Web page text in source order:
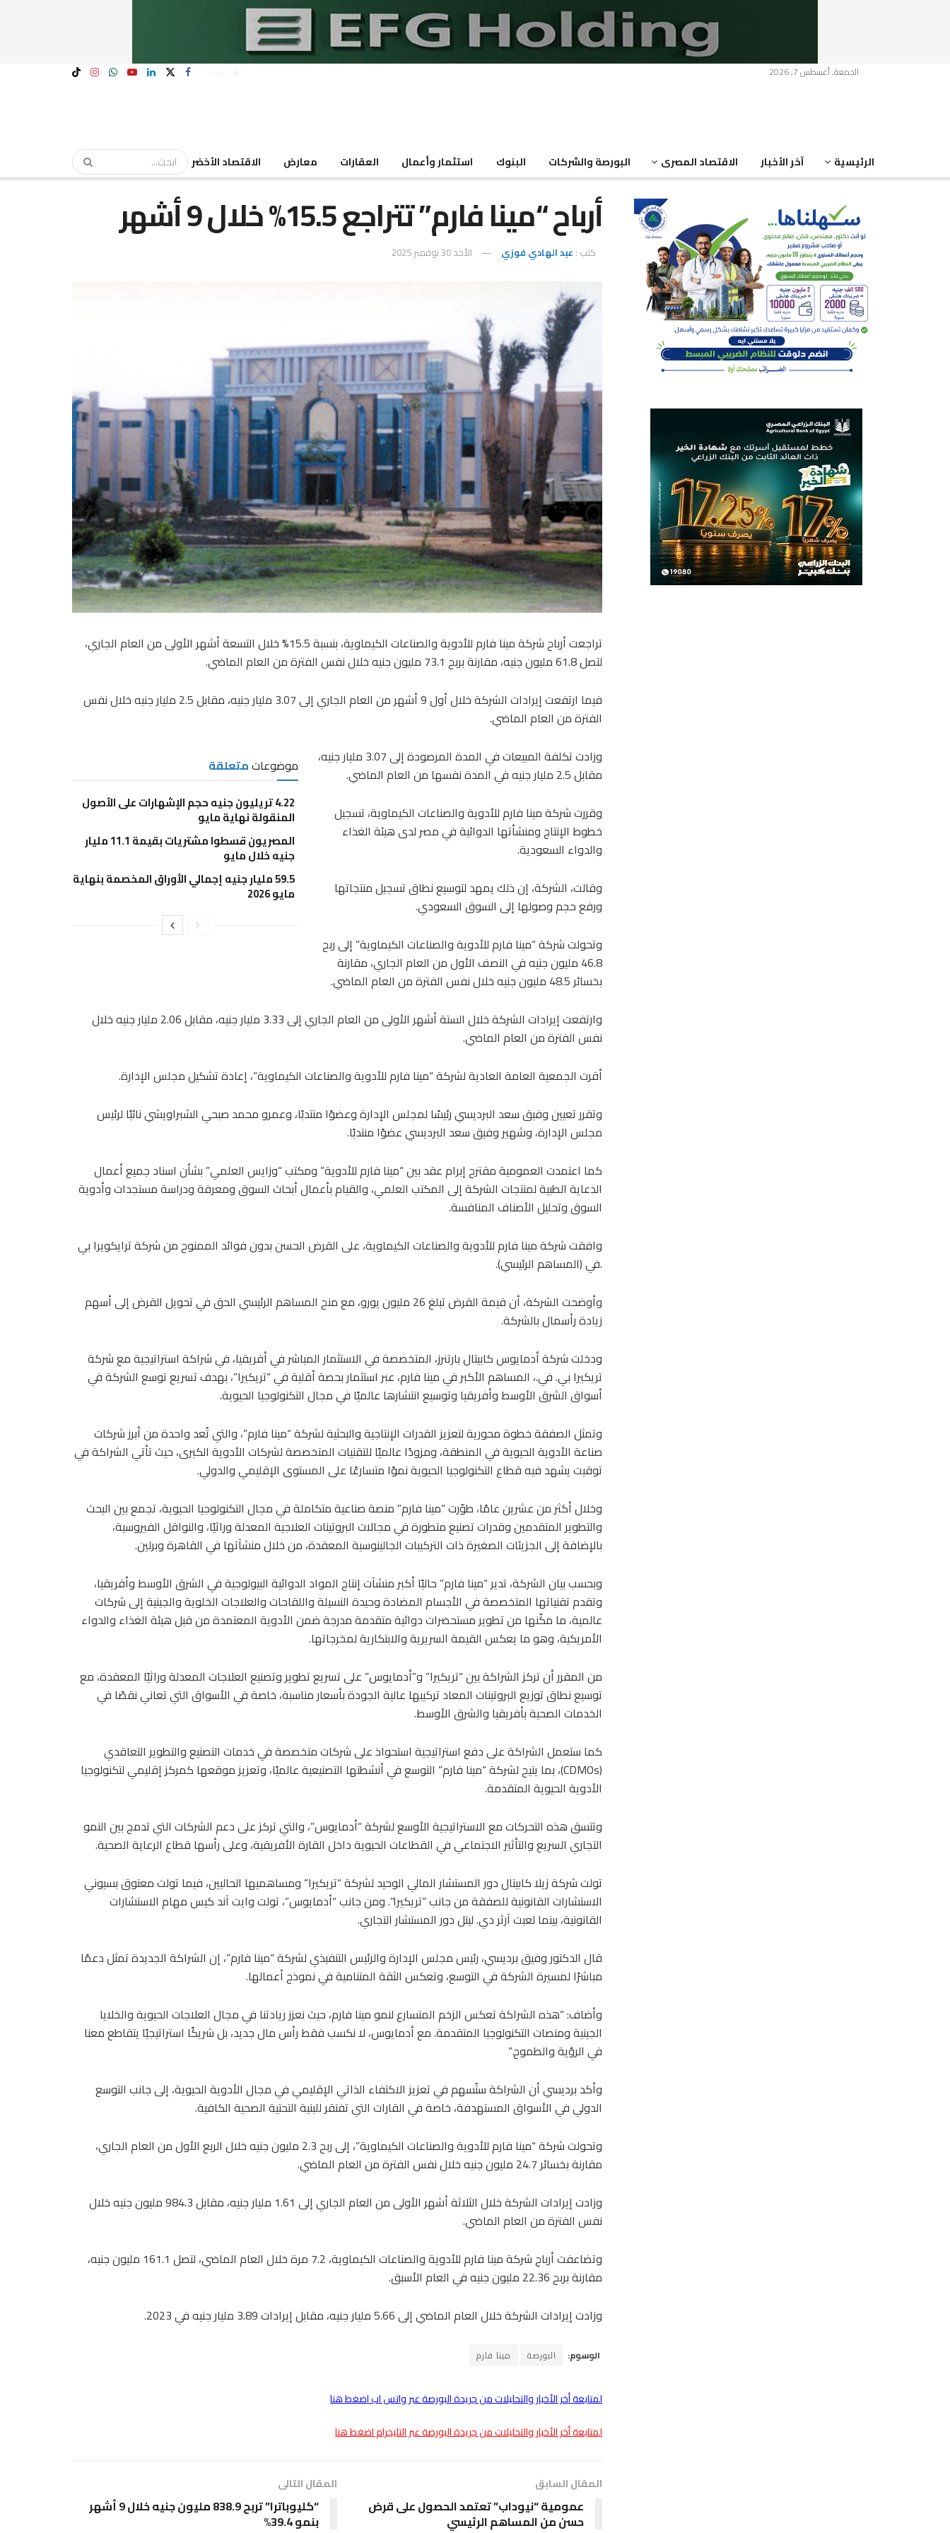
الجمعة, أغسطس 7, 2026
الرئيسية آخر الأخبار الاقتصاد المصرى البورصة والشركات البنوك استثمار وأعمال العقارات معارض الاقتصاد الأخضر
أرباح “مينا فارم” تتراجع 15.5% خلال 9 أشهر
كتب : عبد الهادي فوزي الأحد 30 نوفمبر 2025
تراجعت أرباح شركة مينا فارم للأدوية والصناعات الكيماوية، بنسبة 15.5% خلال التسعة أشهر الأولى من العام الجاري،
لتصل 61.8 مليون جنيه، مقارنة بربح 73.1 مليون جنيه خلال نفس الفترة من العام الماضي.
فيما ارتفعت إيرادات الشركة خلال أول 9 أشهر من العام الجاري إلى 3.07 مليار جنيه، مقابل 2.5 مليار جنيه خلال نفس
الفترة من العام الماضي.
موضوعاتمتعلقة
4.22 تريليون جنيه حجم الإشهارات على الأصول
المنقولة نهاية مايو
المصريون قسطوا مشتريات بقيمة 11.1 مليار
جنيه خلال مايو
59.5 مليار جنيه إجمالي الأوراق المخصمة بنهاية
مايو 2026
وزادت تكلفة المبيعات في المدة المرصودة إلى 3.07 مليار جنيه،
مقابل 2.5 مليار جنيه في المدة نفسها من العام الماضي.
وقررت شركة مينا فارم للأدوية والصناعات الكيماوية، تسجيل
خطوط الإنتاج ومنشأتها الدوائية في مصر لدى هيئة الغذاء
والدواء السعودية.
وقالت، الشركة، إن ذلك يمهد لتوسيع نطاق تسجيل منتجاتها
ورفع حجم وصولها إلى السوق السعودي.
وتحولت شركة “مينا فارم للأدوية والصناعات الكيماوية” إلى ربح
46.8 مليون جنيه في النصف الأول من العام الجاري، مقارنة
بخسائر 48.5 مليون جنيه خلال نفس الفترة من العام الماضي.
وارتفعت إيرادات الشركة خلال الستة أشهر الأولى من العام الجاري إلى 3.33 مليار جنيه، مقابل 2.06 مليار جنيه خلال
نفس الفترة من العام الماضي.
أقرت الجمعية العامة العادية لشركة “مينا فارم للأدوية والصناعات الكيماوية”، إعادة تشكيل مجلس الإدارة.
وتقرر تعيين وفيق سعد البرديسي رئيسًا لمجلس الإدارة وعضوًا منتدبًا، وعمرو محمد صبحي الشبراويشي نائبًا لرئيس
مجلس الإدارة، وشهير وفيق سعد البرديسي عضوًا منتدبًا.
كما اعتمدت العمومية مقترح إبرام عقد بين “مينا فارم للأدوية” ومكتب “وزايس العلمي” بشأن اسناد جميع أعمال
الدعاية الطبية لمنتجات الشركة إلى المكتب العلمي، والقيام بأعمال أبحاث السوق ومعرفة ودراسة مستجدات وأدوية
السوق وتحليل الأصناف المنافسة.
وافقت شركة مينا فارم للأدوية والصناعات الكيماوية، على القرض الحسن بدون فوائد الممنوح من شركة ترايكويرا بي
.في (المساهم الرئيسي).
وأوضحت الشركة، أن قيمة القرض تبلغ 26 مليون يورو، مع منح المساهم الرئيسي الحق في تحويل القرض إلى أسهم
زيادة رأسمال بالشركة.
ودخلت شركة أدمايوس كابيتال بارتنرز، المتخصصة في الاستثمار المباشر في أفريقيا، في شراكة استراتيجية مع شركة
تريكيرا بي. في.، المساهم الأكبر في مينا فارم، عبر استثمار بحصة أقلية في “تريكيرا”، بهدف تسريع توسع الشركة في
أسواق الشرق الأوسط وأفريقيا وتوسيع انتشارها عالميًا في مجال التكنولوجيا الحيوية.
وتمثل الصفقة خطوة محورية لتعزيز القدرات الإنتاجية والبحثية لشركة “مينا فارم”، والتي تُعد واحدة من أبرز شركات
صناعة الأدوية الحيوية في المنطقة، ومزودًا عالميًا للتقنيات المتخصصة لشركات الأدوية الكبرى، حيث تأتي الشراكة في
توقيت يشهد فيه قطاع التكنولوجيا الحيوية نموًا متسارعًا على المستوى الإقليمي والدولي.
وخلال أكثر من عشرين عامًا، طوّرت “مينا فارم” منصة صناعية متكاملة في مجال التكنولوجيا الحيوية، تجمع بين البحث
والتطوير المتقدمين وقدرات تصنيع متطورة في مجالات البروتينات العلاجية المعدلة وراثيًا، والنواقل الفيروسية،
بالإضافة إلى الجزيئات الصغيرة ذات التركيبات الجالينوسية المعقدة، من خلال منشآتها في القاهرة وبرلين.
وبحسب بيان الشركة، تدير “مينا فارم” حاليًا أكبر منشآت إنتاج المواد الدوائية البيولوجية في الشرق الأوسط وأفريقيا،
وتقدم تقنياتها المتخصصة في الأجسام المضادة وحيدة النسيلة واللقاحات والعلاجات الخلوية والجينية إلى شركات
عالمية، ما مكّنها من تطوير مستحضرات دوائية متقدمة مدرجة ضمن الأدوية المعتمدة من قبل هيئة الغذاء والدواء
الأمريكية، وهو ما يعكس القيمة السريرية والابتكارية لمخرجاتها.
من المقرر أن تركز الشراكة بين “تريكيرا” و”أدمايوس” على تسريع تطوير وتصنيع العلاجات المعدلة وراثيًا المعقدة، مع
توسيع نطاق توزيع البروتينات المعاد تركيبها عالية الجودة بأسعار مناسبة، خاصة في الأسواق التي تعاني نقصًا في
الخدمات الصحية بأفريقيا والشرق الأوسط.
كما ستعمل الشراكة على دفع استراتيجية استحواذ على شركات متخصصة في خدمات التصنيع والتطوير التعاقدي
(CDMOs)، بما يتيح لشركة “مينا فارم” التوسع في أنشطتها التصنيعية عالميًا، وتعزيز موقعها كمركز إقليمي لتكنولوجيا
الأدوية الحيوية المتقدمة.
وتتسق هذه التحركات مع الاستراتيجية الأوسع لشركة “أدمايوس”، والتي تركز على دعم الشركات التي تدمج بين النمو
التجاري السريع والتأثير الاجتماعي في القطاعات الحيوية داخل القارة الأفريقية، وعلى رأسها قطاع الرعاية الصحية.
تولت شركة زيلا كابيتال دور المستشار المالي الوحيد لشركة “تريكيرا” ومساهميها الحاليين، فيما تولت معتوق بسيوني
الاستشارات القانونية للصفقة من جانب “تريكيرا”. ومن جانب “أدمايوس”، تولت وايت آند كيس مهام الاستشارات
القانونية، بينما لعبت آرثر دي. ليتل دور المستشار التجاري.
قال الدكتور وفيق برديسي، رئيس مجلس الإدارة والرئيس التنفيذي لشركة “مينا فارم”، إن الشراكة الجديدة تمثل دعمًا
مباشرًا لمسيرة الشركة في التوسع، وتعكس الثقة المتنامية في نموذج أعمالها.
وأضاف: “هذه الشراكة تعكس الزخم المتسارع لنمو مينا فارم، حيث نعزز ريادتنا في مجال العلاجات الحيوية والخلايا
الجينية ومنصات التكنولوجيا المتقدمة. مع أدمايوس، لا نكسب فقط رأس مال جديد، بل شريكًا استراتيجيًا يتقاطع معنا
في الرؤية والطموح.”
وأكد برديسي أن الشراكة ستُسهم في تعزيز الاكتفاء الذاتي الإقليمي في مجال الأدوية الحيوية، إلى جانب التوسع
الدولي في الأسواق المستهدفة، خاصة في القارات التي تفتقر للبنية التحتية الصحية الكافية.
وتحولت شركة “مينا فارم للأدوية والصناعات الكيماوية”، إلى ربح 2.3 مليون جنيه خلال الربع الأول من العام الجاري،
مقارنة بخسائر 24.7 مليون جنيه خلال نفس الفترة من العام الماضي.
وزادت إيرادات الشركة خلال الثلاثة أشهر الأولى من العام الجاري إلى 1.61 مليار جنيه، مقابل 984.3 مليون جنيه خلال
نفس الفترة من العام الماضي.
وتضاعفت أرباح شركة مينا فارم للأدوية والصناعات الكيماوية، 7.2 مرة خلال العام الماضي، لتصل 161.1 مليون جنيه،
مقارنة بربح 22.36 مليون جنيه في العام الأسبق.
وزادت إيرادات الشركة خلال العام الماضي إلى 5.66 مليار جنيه، مقابل إيرادات 3.89 مليار جنيه في 2023.
الوسوم: البورصة مينا فارم
لمتابعة أخر الأخبار والتحليلات من جريدة البورصة عبر واتس اب اضغط هنا
لمتابعة أخر الأخبار والتحليلات من جريدة البورصة عبر التليجرام اضغط هنا
المقال السابق
عمومية “نيوداب” تعتمد الحصول على قرض
حسن من المساهم الرئيسي
المقال التالى
“كليوباترا” تربح 838.9 مليون جنيه خلال 9 أشهر
بنمو 39.4%